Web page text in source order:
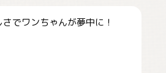
でワンちゃんが夢中に！